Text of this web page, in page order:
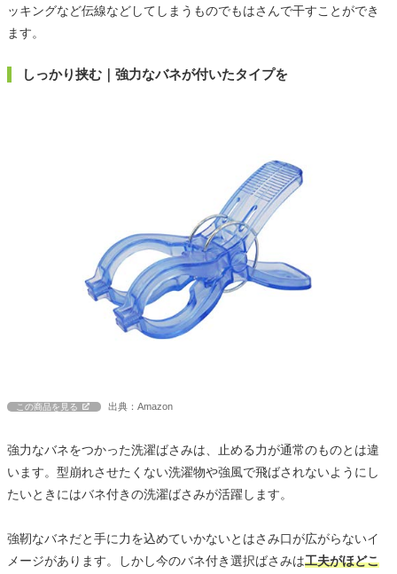
ッキングなど伝線などしてしまうものでもはさんで干すことができ
ます。
しっかり挟む｜強力なバネが付いたタイプを
この商品を見る 出典：Amazon
強力なバネをつかった洗濯ばさみは、止める力が通常のものとは違
います。型崩れさせたくない洗濯物や強風で飛ばされないようにし
たいときにはバネ付きの洗濯ばさみが活躍します。
強靭なバネだと手に力を込めていかないとはさみ口が広がらないイ
メージがあります。しかし今のバネ付き選択ばさみは工夫がほどこ